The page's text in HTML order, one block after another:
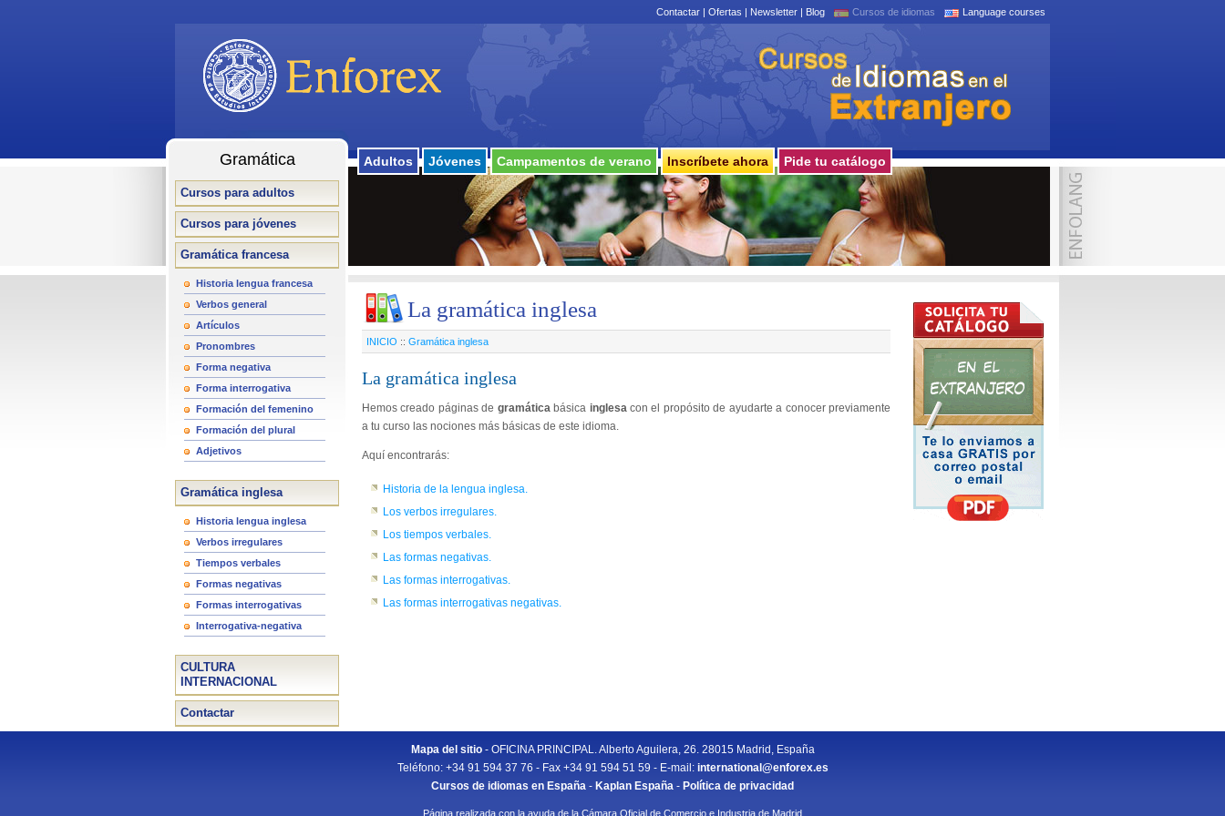
Cursos de idiomas Language courses
Contactar | Ofertas | Newsletter | Blog
Adultos Jóvenes Campamentos de verano Inscríbete ahora Pide tu catálogo
Gramática
Cursos para adultos
Cursos para jóvenes
Gramática francesa
Historia lengua francesa
Verbos general
Artículos
Pronombres
Forma negativa
Forma interrogativa
Formación del femenino
Formación del plural
Adjetivos
Gramática inglesa
Historia lengua inglesa
Verbos irregulares
Tiempos verbales
Formas negativas
Formas interrogativas
Interrogativa-negativa
CULTURA
INTERNACIONAL
Contactar
La gramática inglesa
INICIO :: Gramática inglesa
La gramática inglesa
Hemos creado páginas de gramáticabásica inglesacon el propósito de ayudarte a conocer previamente
a tu curso las nociones más básicas de este idioma.
Aquí encontrarás:
Historia de la lengua inglesa.
Los verbos irregulares.
Los tiempos verbales.
Las formas negativas.
Las formas interrogativas.
Las formas interrogativas negativas.
Mapa del sitio- OFICINA PRINCIPAL. Alberto Aguilera, 26. 28015 Madrid, España
Teléfono: +34 91 594 37 76 - Fax +34 91 594 51 59 - E-mail: international@enforex.es
Cursos de idiomas en España - Kaplan España - Política de privacidad
Página realizada con la ayuda de la Cámara Oficial de Comercio e Industria de Madrid